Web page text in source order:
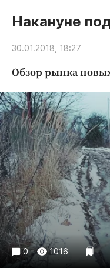
Новости
Статьи
Криминал
Культура
Образование
Общество
Погода
Праздники
Происшествия
Спорт
Накануне
30.01.2018, 18:27
Обзор рынка
0 1016